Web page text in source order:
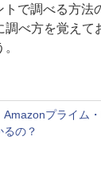
トで調べる方法
調べ方を覚えて
Amazonプライム
の？